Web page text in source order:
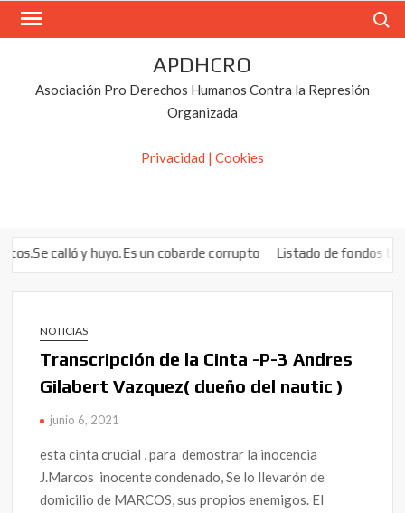
Saltar
APDHCRO
Asociación Pro Derechos Humanos Contra la Represión
Organizada
Privacidad | Cookies
y huyo.Es un cobarde corrupto Listado de fondos buitre en
NOTICIAS
Transcripción de la Cinta -P-3 Andres
Gilabert Vazquez( dueño del nautic )
junio 6, 2021
esta cinta crucial , para demostrar la inocencia
J.Marcos inocente condenado, Se lo llevarón de
domicilio de MARCOS, sus propios enemigos. El